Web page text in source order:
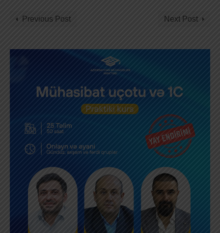
Previous Post Next Post